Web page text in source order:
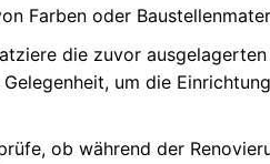
Farben oder
die zuvor
um die
ob während der